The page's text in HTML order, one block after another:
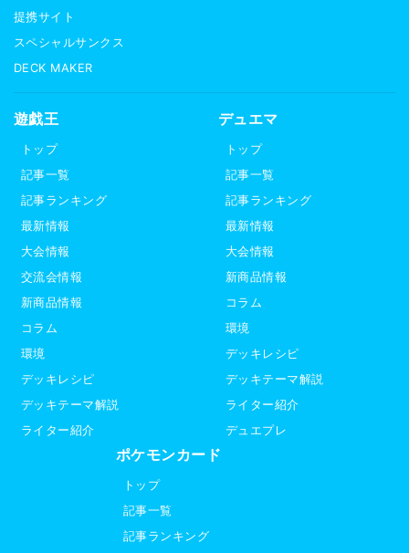
提携サイト
スペシャルサンクス
DECK MAKER
遊戯王
トップ
記事一覧
記事ランキング
最新情報
大会情報
交流会情報
新商品情報
コラム
環境
デッキレシピ
デッキテーマ解説
ライター紹介
デュエマ
トップ
記事一覧
記事ランキング
最新情報
大会情報
新商品情報
コラム
環境
デッキレシピ
デッキテーマ解説
ライター紹介
デュエプレ
ポケモンカード
トップ
記事一覧
記事ランキング